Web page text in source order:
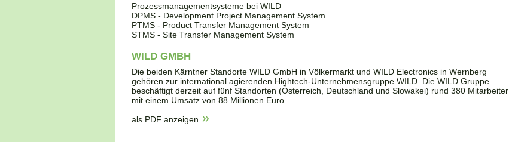
Prozessmanagementsysteme bei WILD
DPMS - Development Project Management System
PTMS - Product Transfer Management System
STMS - Site Transfer Management System
WILD GMBH
Die beiden Kärntner Standorte WILD GmbH in Völkermarkt und WILD Electronics in Wernberg
gehören zur international agierenden Hightech-Unternehmensgruppe WILD. Die WILD Gruppe
beschäftigt derzeit auf fünf Standorten (Österreich, Deutschland und Slowakei) rund 380 Mitarbeiter
mit einem Umsatz von 88 Millionen Euro.
als PDF anzeigen